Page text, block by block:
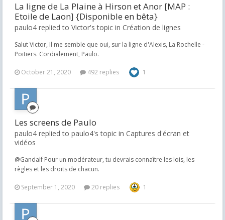
La ligne de La Plaine à Hirson et Anor [MAP :
Etoile de Laon] {Disponible en bêta}
paulo4 replied to Victor's topic in Création de lignes
Salut Victor, Il me semble que oui, sur la ligne d'Alexis, La Rochelle -
Poitiers. Cordialement, Paulo.
October 21, 2020 492 replies 1
Les screens de Paulo
paulo4 replied to paulo4's topic in Captures d'écran et
vidéos
@Gandalf Pour un modérateur, tu devrais connaître les lois, les
règles et les droits de chacun.
September 1, 2020 20 replies 1